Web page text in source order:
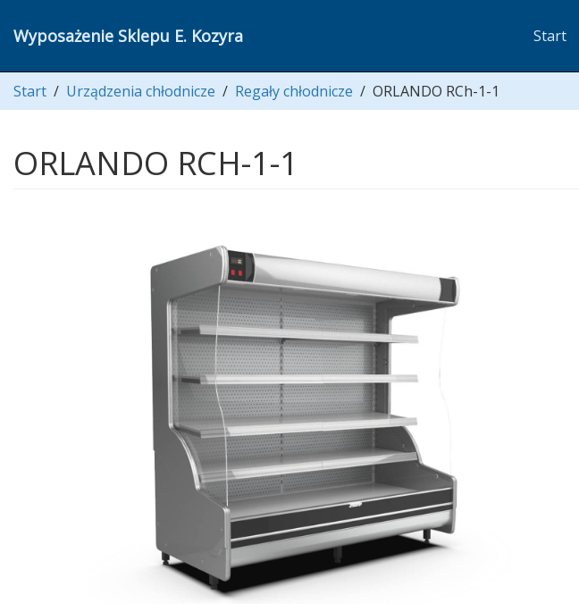
Wyposażenie Sklepu E. Kozyra Start
Start / Urządzenia chłodnicze / Regały chłodnicze / ORLANDO RCh-1-1
ORLANDO RCH-1-1